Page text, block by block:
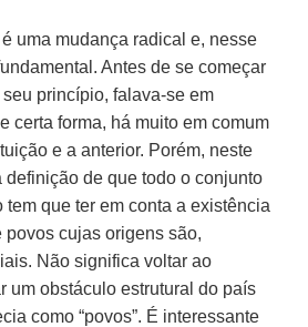
uma mudança radical e, nesse
Antes de se começar
princípio, falava-se em
certa forma, há muito em comum
e a anterior. Porém, neste
definição de que todo o conjunto
que ter em conta a existência
cujas origens são,
Não significa voltar ao
um obstáculo estrutural do país
como “povos”. É interessante